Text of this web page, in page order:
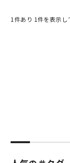
1 件あり 1件を表示し